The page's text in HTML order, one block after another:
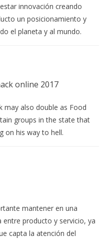
innovación creando
un posicionamiento y
el planeta y al mundo.
online 2017
may also double as Food
groups in the state that
on his way to hell.
mantener en una
entre producto y servicio, ya
capta la atención del